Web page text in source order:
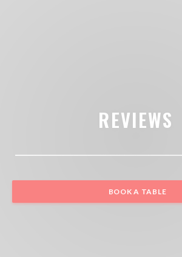
REVIEWS
BOOK A TABLE